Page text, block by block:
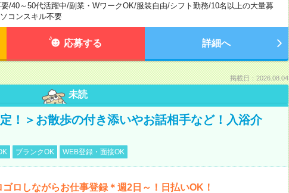
/40～50代活躍中/副業・WワークOK/服装自由/シフト勤務/10名以上の大量募
コンスキル不要
応募する 詳細へ
掲載日：2026.08.04
未読
！＞お散歩の付き添いやお話相手など！入浴介
ブランクOK WEB登録・面接OK
ロしながらお仕事登録＊週2日～！日払いOK！